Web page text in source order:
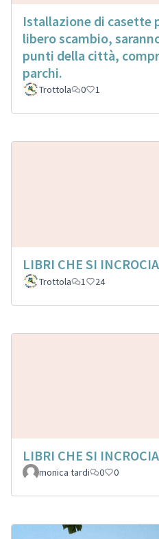
Istallazione di casette
libero scambio,
punti della città,
parchi.
Trottola 0 1
LIBRI CHE SI
Trottola
1 24
LIBRI CHE SI
monica tardi 0 0